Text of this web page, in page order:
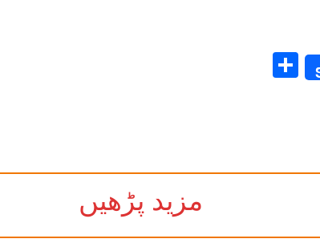
مزید پڑھیں